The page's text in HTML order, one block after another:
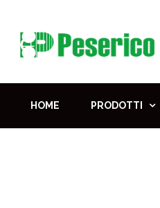
HOME PRODOTTI